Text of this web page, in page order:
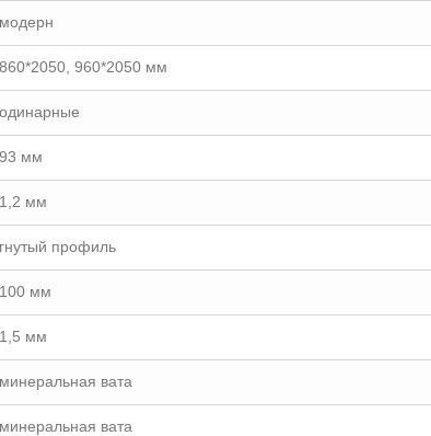
модерн
860*2050, 960*2050 мм
одинарные
93 мм
1,2 мм
гнутый профиль
100 мм
1,5 мм
минеральная вата
минеральная вата